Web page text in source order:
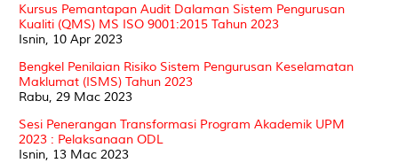
Kursus Pemantapan Audit Dalaman Sistem Pengurusan
Kualiti (QMS) MS ISO 9001:2015 Tahun 2023
Isnin, 10 Apr 2023
Bengkel Penilaian Risiko Sistem Pengurusan Keselamatan
Maklumat (ISMS) Tahun 2023
Rabu, 29 Mac 2023
Sesi Penerangan Transformasi Program Akademik UPM
2023 : Pelaksanaan ODL
Isnin, 13 Mac 2023